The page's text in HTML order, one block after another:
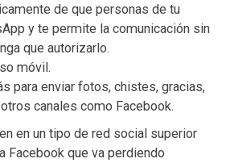
de que personas de tu
y te permite la comunicación sin
que autorizarlo.
móvil.
para enviar fotos, chistes, gracias,
canales como Facebook.
en un tipo de red social superior
Facebook que va perdiendo